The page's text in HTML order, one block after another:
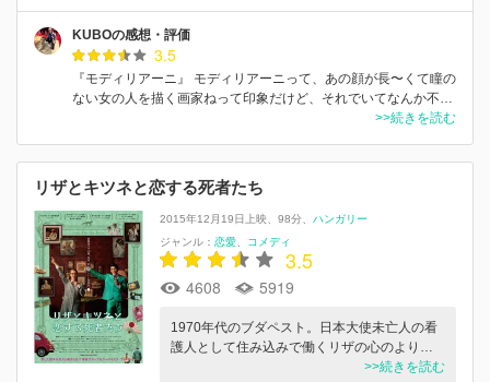
KUBOの感想・評価
3.5
『モディリアーニ』 モディリアーニって、あの顔が長〜くて瞳の
ない女の人を描く画家ねって印象だけど、それでいてなんか不…
>>続きを読む
リザとキツネと恋する死者たち
2015年12月19日上映 98分
ハンガリー
ジャンル： 恋愛 コメディ
3.5
4608 5919
1970年代のブダペスト。日本大使未亡人の看
護人として住み込みで働くリザの心のより…
>>続きを読む